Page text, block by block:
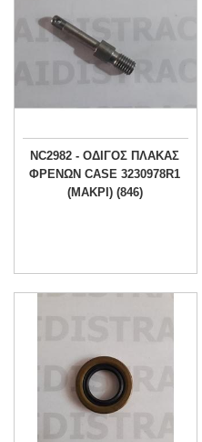
NC2982 - ΟΔΙΓΟΣ ΠΛΑΚΑΣ
ΦΡΕΝΩΝ CASE 3230978R1
(ΜΑΚΡΙ) (846)